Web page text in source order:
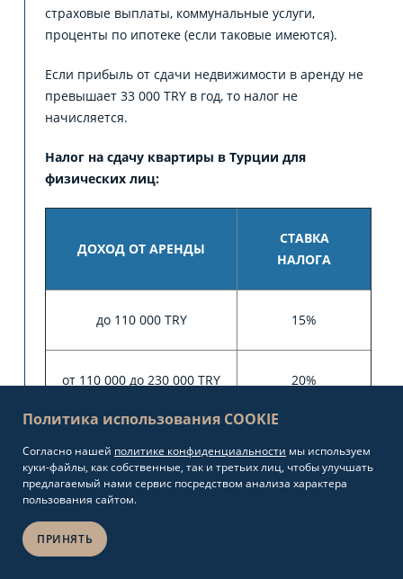
страховые выплаты, коммунальные услуги,
проценты по ипотеке (если таковые имеются).
Если прибыль от сдачи недвижимости в аренду не
превышает 33 000 TRY в год, то налог не
начисляется.
Налог на сдачу квартиры в Турции для
физических лиц:
ДОХОД ОТ АРЕНДЫ
СТАВКА
НАЛОГА
до 110 000 TRY 15%
от 110 000 до 230 000 TRY 20%
от 580 000 до 3 000 000
Политика использования COOKIE
Согласно нашей политике конфиденциальности мы используем
куки-файлы, как собственные, так и третьих лиц, чтобы улучшать
предлагаемый нами сервис посредством анализа характера
пользования сайтом.
ПРИНЯТЬ